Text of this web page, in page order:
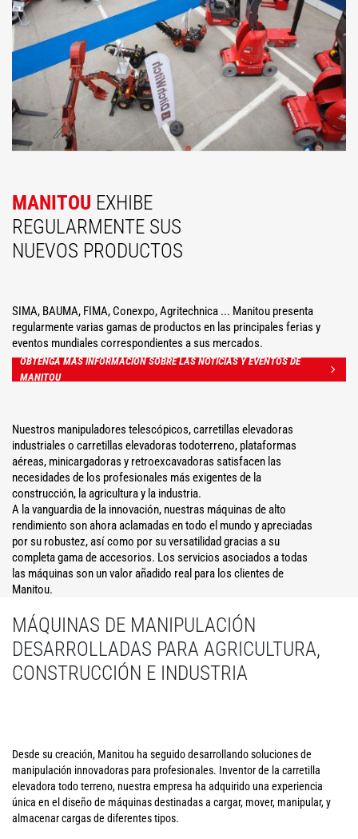
MANITOU EXHIBE
REGULARMENTE SUS
NUEVOS PRODUCTOS
SIMA, BAUMA, FIMA, Conexpo, Agritechnica ... Manitou presenta
regularmente varias gamas de productos en las principales ferias y
eventos mundiales correspondientes a sus mercados.
OBTENGA MÁS INFORMACIÓN SOBRE LAS NOTICIAS Y EVENTOS DE
MANITOU
Nuestros manipuladores telescópicos, carretillas elevadoras
industriales o carretillas elevadoras todoterreno, plataformas
aéreas, minicargadoras y retroexcavadoras satisfacen las
necesidades de los profesionales más exigentes de la
construcción, la agricultura y la industria.
A la vanguardia de la innovación, nuestras máquinas de alto
rendimiento son ahora aclamadas en todo el mundo y apreciadas
por su robustez, así como por su versatilidad gracias a su
completa gama de accesorios. Los servicios asociados a todas
las máquinas son un valor añadido real para los clientes de
Manitou.
MÁQUINAS DE MANIPULACIÓN
DESARROLLADAS PARA AGRICULTURA,
CONSTRUCCIÓN E INDUSTRIA
Desde su creación, Manitou ha seguido desarrollando soluciones de
manipulación innovadoras para profesionales. Inventor de la carretilla
elevadora todo terreno, nuestra empresa ha adquirido una experiencia
única en el diseño de máquinas destinadas a cargar, mover, manipular, y
almacenar cargas de diferentes tipos.